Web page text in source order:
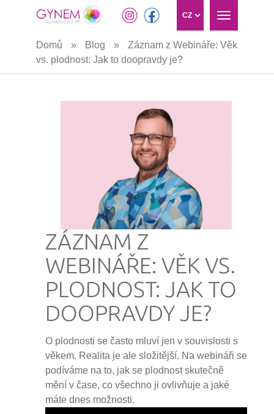
Toggle
navigation
Domů
» Blog »
Záznam z Webináře: Věk
vs. plodnost: Jak to doopravdy je?
ZÁZNAM Z
WEBINÁŘE: VĚK VS.
PLODNOST: JAK TO
DOOPRAVDY JE?
O plodnosti se často mluví jen v souvislosti s
věkem. Realita je ale složitější. Na webináři se
podíváme na to, jak se plodnost skutečně
mění v čase, co všechno ji ovlivňuje a jaké
máte dnes možnosti.